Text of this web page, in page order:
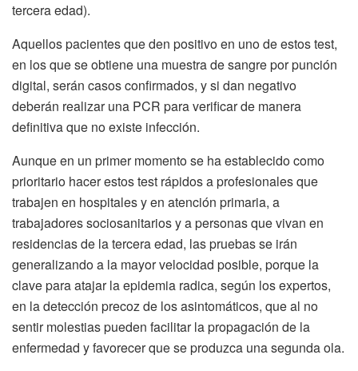
tercera edad).
Aquellos pacientes que den positivo en uno de estos test,
en los que se obtiene una muestra de sangre por punción
digital, serán casos confirmados, y si dan negativo
deberán realizar una PCR para verificar de manera
definitiva que no existe infección.
Aunque en un primer momento se ha establecido como
prioritario hacer estos test rápidos a profesionales que
trabajen en hospitales y en atención primaria, a
trabajadores sociosanitarios y a personas que vivan en
residencias de la tercera edad, las pruebas se irán
generalizando a la mayor velocidad posible, porque la
clave para atajar la epidemia radica, según los expertos,
en la detección precoz de los asintomáticos, que al no
sentir molestias pueden facilitar la propagación de la
enfermedad y favorecer que se produzca una segunda ola.